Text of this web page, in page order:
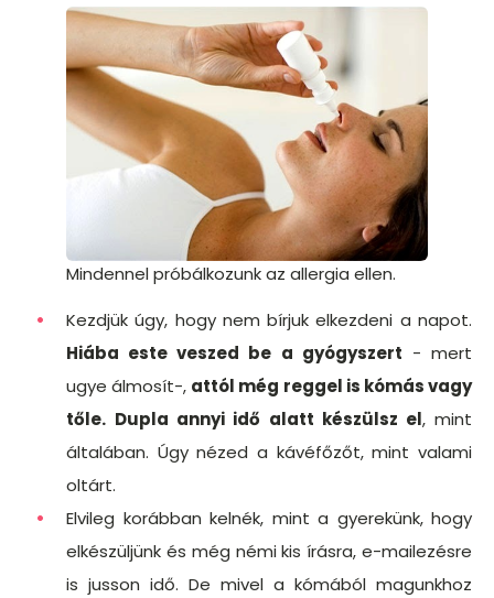
Mindennel próbálkozunk az allergia ellen.
Kezdjük úgy, hogy nem bírjuk elkezdeni a napot.
Hiába este veszed be a gyógyszert - mert
ugye álmosít-, attól még reggel is kómás vagy
tőle. Dupla annyi idő alatt készülsz el, mint
általában. Úgy nézed a kávéfőzőt, mint valami
oltárt.
Elvileg korábban kelnék, mint a gyerekünk, hogy
elkészüljünk és még némi kis írásra, e-mailezésre
is jusson idő. De mivel a kómából magunkhoz